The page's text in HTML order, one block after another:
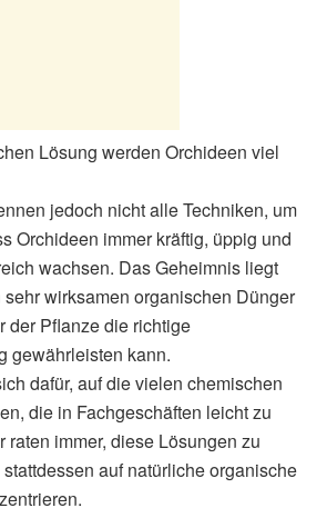
Lösung werden Orchideen viel
jedoch nicht alle Techniken, um
Orchideen immer kräftig, üppig und
wachsen. Das Geheimnis liegt
wirksamen organischen Dünger
der Pflanze die richtige
gewährleisten kann.
dafür, auf die vielen chemischen
die in Fachgeschäften leicht zu
raten immer, diese Lösungen zu
auf natürliche organische